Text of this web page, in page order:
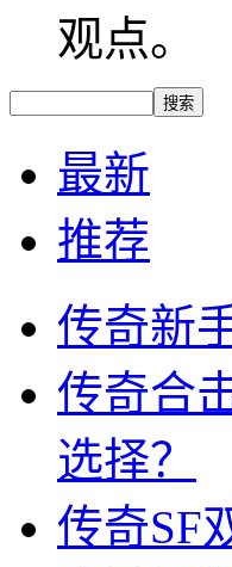
观点。
最新
推荐
传奇新
传奇合
选择？
传奇SF